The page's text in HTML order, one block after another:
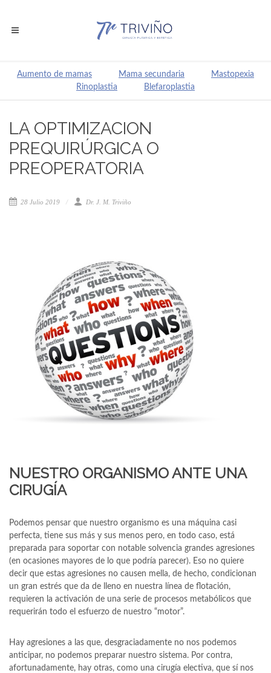
Aumento de mamas Mama secundaria
Mastopexia
Rinoplastia
Blefaroplastia
LA OPTIMIZACION
PREQUIRÚRGICA O
PREOPERATORIA
28 Julio 2019 Dr. J. M. Triviño
NUESTRO ORGANISMO ANTE UNA
CIRUGÍA
Podemos pensar que nuestro organismo es una máquina casi
perfecta, tiene sus más y sus menos pero, en todo caso, está
preparada para soportar con notable solvencia grandes agresiones
(en ocasiones mayores de lo que podría parecer). Eso no quiere
decir que estas agresiones no causen mella, de hecho, condicionan
un gran estrés que da de lleno en nuestra línea de flotación,
requieren la activación de una serie de procesos metabólicos que
requerirán todo el esfuerzo de nuestro “motor”.
Hay agresiones a las que, desgraciadamente no nos podemos
anticipar, no podemos preparar nuestro sistema. Por contra,
afortunadamente, hay otras, como una cirugía electiva, que sí nos